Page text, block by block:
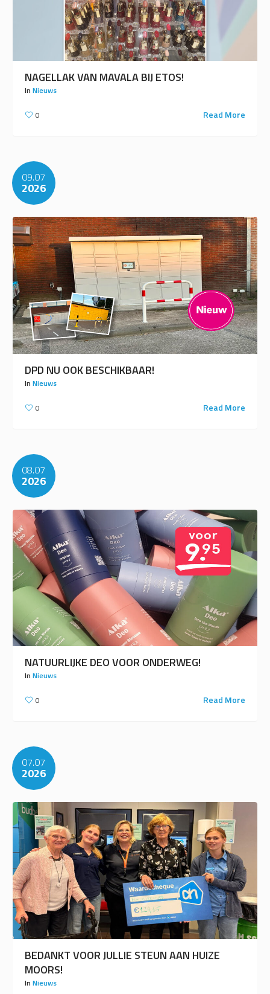
NAGELLAK VAN MAVALA BIJ ETOS!
In Nieuws
Read More
0
09.07
2026
DPD NU OOK BESCHIKBAAR!
In Nieuws
Read More
0
08.07
2026
NATUURLIJKE DEO VOOR ONDERWEG!
In Nieuws
Read More
0
07.07
2026
BEDANKT VOOR JULLIE STEUN AAN HUIZE
MOORS!
In Nieuws